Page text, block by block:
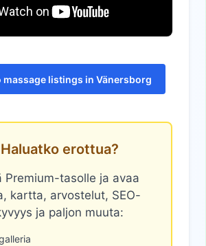
massage listings in Vänersborg
Haluatko erottua?
Premium-tasolle ja avaa
kartta, arvostelut, SEO-
ja paljon muuta: